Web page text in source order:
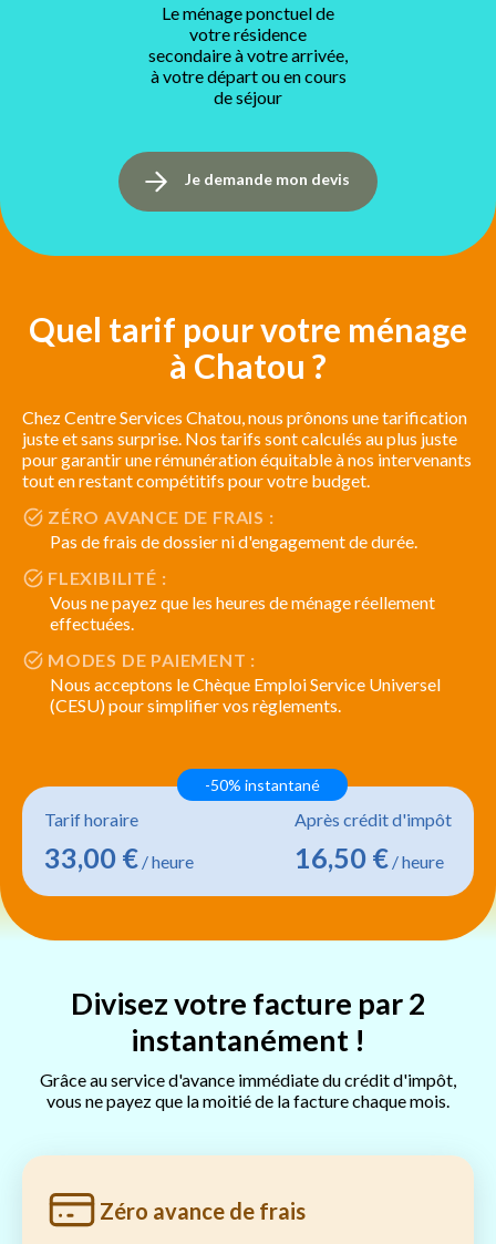
Le ménage ponctuel de
votre résidence
secondaire à votre arrivée,
à votre départ ou en cours
de séjour
Je demande mon devis
Quel tarif pour votre ménage
à Chatou ?
Chez Centre Services Chatou, nous prônons une tarification
juste et sans surprise. Nos tarifs sont calculés au plus juste
pour garantir une rémunération équitable à nos intervenants
tout en restant compétitifs pour votre budget.
ZÉRO AVANCE DE FRAIS :
Pas de frais de dossier ni d'engagement de durée.
FLEXIBILITÉ :
Vous ne payez que les heures de ménage réellement
effectuées.
MODES DE PAIEMENT :
Nous acceptons le Chèque Emploi Service Universel
(CESU) pour simplifier vos règlements.
Tarif horaire
33,00 € / heure
Après crédit d'impôt
16,50 € / heure
-50% instantané
Divisez votre facture par 2
instantanément !
Grâce au service d'avance immédiate du crédit d'impôt,
vous ne payez que la moitié de la facture chaque mois.
Zéro avance de frais